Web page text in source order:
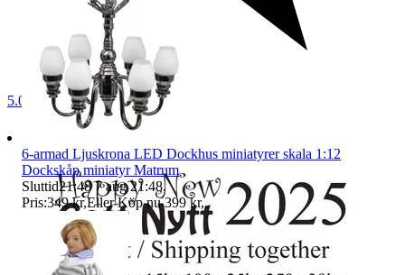
5.0
6-armad Ljuskrona LED Dockhus miniatyrer skala 1:12
Dockskåp miniatyr Matrum
Sluttid21:48 7 aug 21:48.
Pris:349 kr,Eller Köp nu 399 kr,.